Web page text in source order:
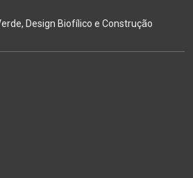
Design Biofílico e Construção